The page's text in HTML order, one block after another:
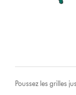
Poussez les grilles